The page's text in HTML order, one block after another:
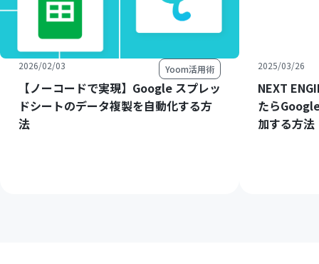
2026/02/03 Yoom活用術
【ノーコードで実現】Google スプレッ
ドシートのデータ複製を自動化する方
法
2025/03/26
NEXT
たら
加する方法